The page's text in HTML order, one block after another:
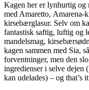
Kagen her er lynhurtig og
med Amaretto, Amarena-
kirsebærglasur. Selv om
fantastisk saftig, luftig og
mandelsmag,
kagen sammen med Sia,
forventninger, men den
ingredienser i selve dejen
kan udelades) – og that’s